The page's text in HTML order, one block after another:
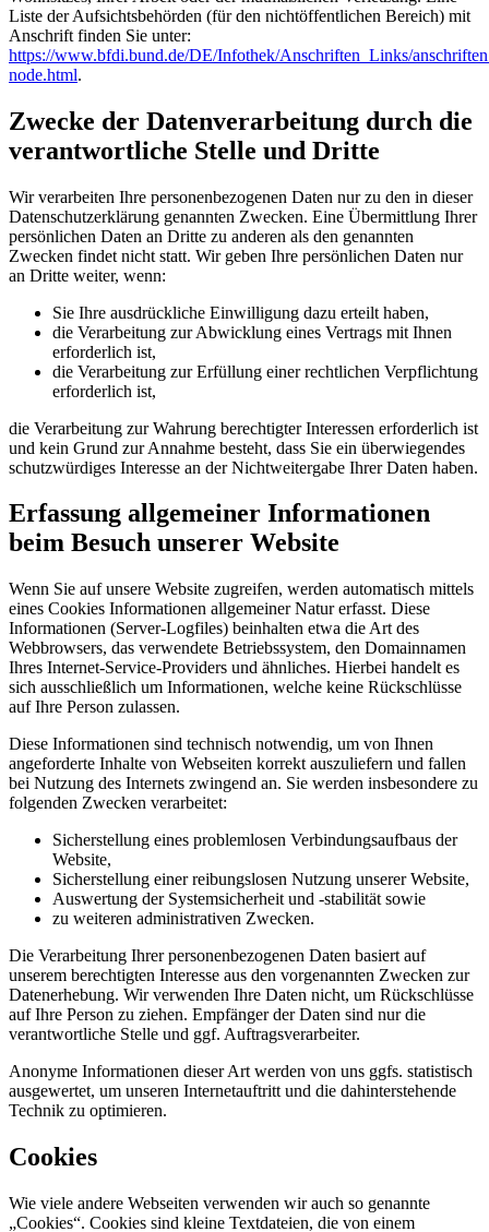
Liste der Aufsichtsbehörden (für den nichtöffentlichen Bereich) mit
Anschrift finden Sie unter:
https://www.bfdi.bund.de/DE/Infothek/Anschriften_Links/
node.html.
Zwecke der Datenverarbeitung durch die
verantwortliche Stelle und Dritte
Wir verarbeiten Ihre personenbezogenen Daten nur zu den in dieser
Datenschutzerklärung genannten Zwecken. Eine Übermittlung Ihrer
persönlichen Daten an Dritte zu anderen als den genannten
Zwecken findet nicht statt. Wir geben Ihre persönlichen Daten nur
an Dritte weiter, wenn:
Sie Ihre ausdrückliche Einwilligung dazu erteilt haben,
die Verarbeitung zur Abwicklung eines Vertrags mit Ihnen
erforderlich ist,
die Verarbeitung zur Erfüllung einer rechtlichen Verpflichtung
erforderlich ist,
die Verarbeitung zur Wahrung berechtigter Interessen erforderlich ist
und kein Grund zur Annahme besteht, dass Sie ein überwiegendes
schutzwürdiges Interesse an der Nichtweitergabe Ihrer Daten haben.
Erfassung allgemeiner Informationen
beim Besuch unserer Website
Wenn Sie auf unsere Website zugreifen, werden automatisch mittels
eines Cookies Informationen allgemeiner Natur erfasst. Diese
Informationen (Server-Logfiles) beinhalten etwa die Art des
Webbrowsers, das verwendete Betriebssystem, den Domainnamen
Ihres Internet-Service-Providers und ähnliches. Hierbei handelt es
sich ausschließlich um Informationen, welche keine Rückschlüsse
auf Ihre Person zulassen.
Diese Informationen sind technisch notwendig, um von Ihnen
angeforderte Inhalte von Webseiten korrekt auszuliefern und fallen
bei Nutzung des Internets zwingend an. Sie werden insbesondere zu
folgenden Zwecken verarbeitet:
Sicherstellung eines problemlosen Verbindungsaufbaus der
Website,
Sicherstellung einer reibungslosen Nutzung unserer Website,
Auswertung der Systemsicherheit und -stabilität sowie
zu weiteren administrativen Zwecken.
Die Verarbeitung Ihrer personenbezogenen Daten basiert auf
unserem berechtigten Interesse aus den vorgenannten Zwecken zur
Datenerhebung. Wir verwenden Ihre Daten nicht, um Rückschlüsse
auf Ihre Person zu ziehen. Empfänger der Daten sind nur die
verantwortliche Stelle und ggf. Auftragsverarbeiter.
Anonyme Informationen dieser Art werden von uns ggfs. statistisch
ausgewertet, um unseren Internetauftritt und die dahinterstehende
Technik zu optimieren.
Cookies
Wie viele andere Webseiten verwenden wir auch so genannte
„Cookies“. Cookies sind kleine Textdateien, die von einem